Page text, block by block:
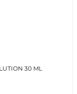
30 ML